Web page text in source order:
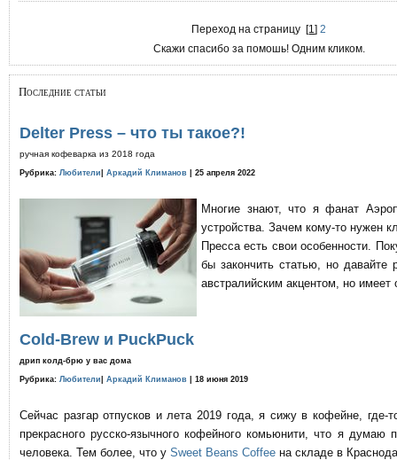
Переход на страницу[1]2
Скажи спасибо за помошь! Одним кликом.
Последние статьи
Delter Press – что ты такое?!
ручная кофеварка из 2018 года
Рубрика: Любители Аркадий Климанов | 25 апреля 2022
Многие знают, что я фанат
устройства. Зачем кому-то нужен
Пресса есть свои особенности.
бы закончить статью, но давайте
австралийским акцентом, но имеет
Cold-Brew и PuckPuck
дрип колд-брю у вас дома
Рубрика: Любители Аркадий Климанов | 18 июня 2019
Сейчас разгар отпусков и лета 2019 года, я сижу в кофейне,
прекрасного русско-язычного кофейного комьюнити, что я
человека. Тем более, что у Sweet Beans Coffee на складе в